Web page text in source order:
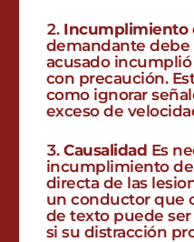
Incumplimiento
demandante debe
acusado
con precaución.
como ignorar
exceso de
Causalidad Es
incumplimiento
directa de las
un conductor que
de texto puede
si su distracción